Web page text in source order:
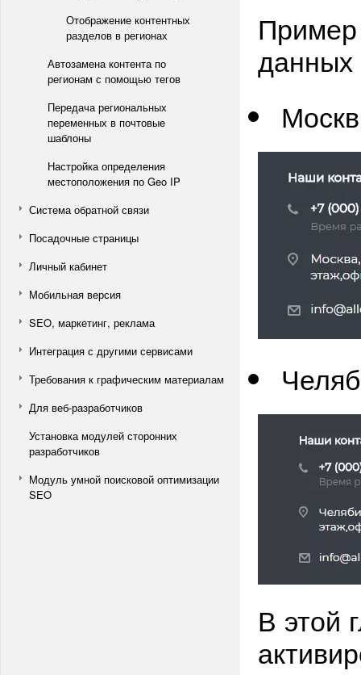
Отображение контентных
разделов в регионах
Автозамена контента по
регионам с помощью тегов
Передача региональных
переменных в почтовые
шаблоны
Настройка определения
местоположения по Geo IP
Система обратной связи
Посадочные страницы
Личный кабинет
Мобильная версия
SEO, маркетинг, реклама
Интеграция с другими сервисами
Требования к графическим материалам
Для веб-разработчиков
Установка модулей сторонних
разработчиков
Модуль умной поисковой оптимизации
SEO
Пример
В этой